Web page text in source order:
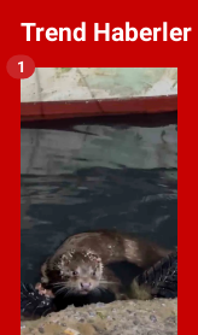
Trend Haberler
1